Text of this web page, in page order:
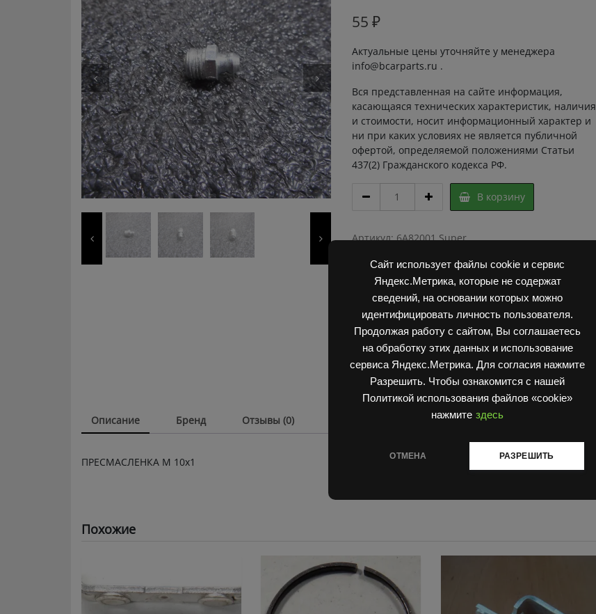
Сайт использует файлы cookie и сервис
Яндекс.Метрика, которые не содержат
сведений, на основании которых можно
идентифицировать личность пользователя.
Продолжая работу с сайтом, Вы соглашаетесь
на обработку этих данных и использование
сервиса Яндекс.Метрика. Для согласия нажмите
Разрешить. Чтобы ознакомится с нашей
Политикой использования файлов «cookie»
нажмите здесь
ОТМЕНА РАЗРЕШИТЬ
55 ₽
Актуальные цены уточняйте у менеджера
info@bcarparts.ru .
Вся представленная на сайте информация,
касающаяся технических характеристик, наличия
и стоимости, носит информационный характер и
ни при каких условиях не является публичной
офертой, определяемой положениями Статьи
437(2) Гражданского кодекса РФ.
quantity
В корзину
Артикул:6A82001 Super
1792, 1788, 1794, 1784, 1786
Описание Бренд Отзывы (0)
ПРЕСМАСЛЕНКА М 10х1
Похожие